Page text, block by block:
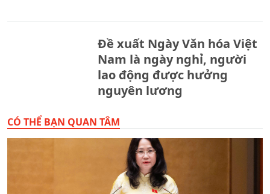
Đề xuất Ngày Văn hóa Việt
Nam là ngày nghỉ, người
lao động được hưởng
nguyên lương
CÓ THỂ BẠN QUAN TÂM